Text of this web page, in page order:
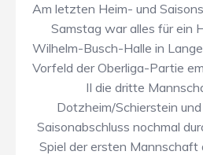
Am letzten Heim- und
Samstag war alles für ein
Wilhelm-Busch-Halle in
Vorfeld der Oberliga-Partie
II die dritte
Dotzheim/Schierstein
Saisonabschluss nochmal
Spiel der ersten